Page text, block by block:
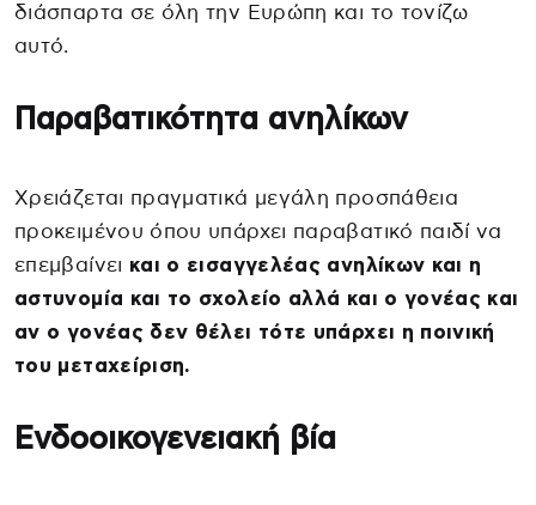
διάσπαρτα σε όλη την Ευρώπη και το τονίζω
αυτό.
Παραβατικότητα ανηλίκων
Χρειάζεται πραγματικά μεγάλη προσπάθεια
προκειμένου όπου υπάρχει παραβατικό παιδί να
επεμβαίνει και ο εισαγγελέας ανηλίκων και η
αστυνομία και το σχολείο αλλά και ο γονέας και
αν ο γονέας δεν θέλει τότε υπάρχει η ποινική
του μεταχείριση.
Ενδοοικογενειακή βία